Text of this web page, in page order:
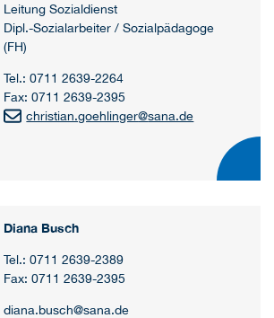
Leitung Sozialdienst
Dipl.-Sozialarbeiter / Sozialpädagoge
(FH)
Tel.: 0711 2639-2264
Fax: 0711 2639-2395
christian.goehlinger@sana.de
Diana Busch
Tel.: 0711 2639-2389
Fax: 0711 2639-2395
diana.busch@sana.de